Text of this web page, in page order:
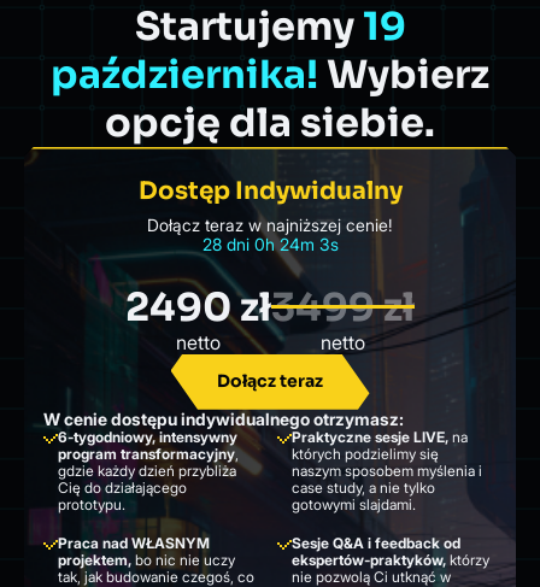
Startujemy 19
października! Wybierz
opcję dla siebie.
Dostęp Indywidualny
Dołącz teraz w najniższej cenie!
28 dni0h24m1s
2490 zł
netto
3499 zł
netto
Dołącz teraz
W cenie dostępu indywidualnego otrzymasz:
6-tygodniowy, intensywny
program transformacyjny,
gdzie każdy dzień przybliża
Cię do działającego
prototypu.
Praktyczne sesje LIVE, na
których podzielimy się
naszym sposobem myślenia i
case study, a nie tylko
gotowymi slajdami.
Praca nad WŁASNYM
projektem, bo nic nie uczy
tak, jak budowanie czegoś, co
Sesje Q&A i feedback od
ekspertów-praktyków, którzy
nie pozwolą Ci utknąć w